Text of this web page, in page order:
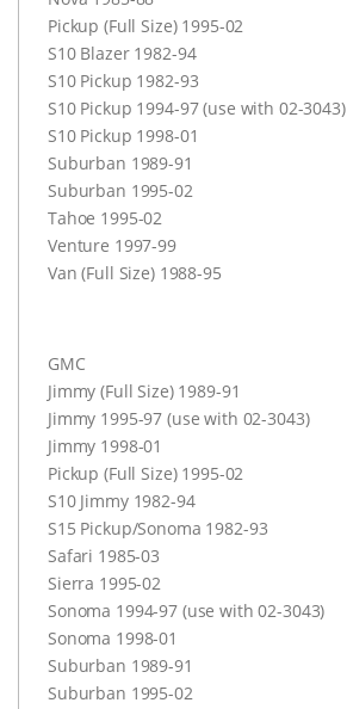
Pickup (Full Size) 1995-02
S10 Blazer 1982-94
S10 Pickup 1982-93
S10 Pickup 1994-97 (use with 02-3043)
S10 Pickup 1998-01
Suburban 1989-91
Suburban 1995-02
Tahoe 1995-02
Venture 1997-99
Van (Full Size) 1988-95
GMC
Jimmy (Full Size) 1989-91
Jimmy 1995-97 (use with 02-3043)
Jimmy 1998-01
Pickup (Full Size) 1995-02
S10 Jimmy 1982-94
S15 Pickup/Sonoma 1982-93
Safari 1985-03
Sierra 1995-02
Sonoma 1994-97 (use with 02-3043)
Sonoma 1998-01
Suburban 1989-91
Suburban 1995-02